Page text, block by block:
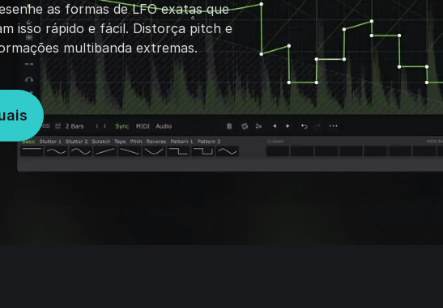
as formas de LFO exatas que
isso rápido e fácil. Distorça pitch e
multibanda extremas.